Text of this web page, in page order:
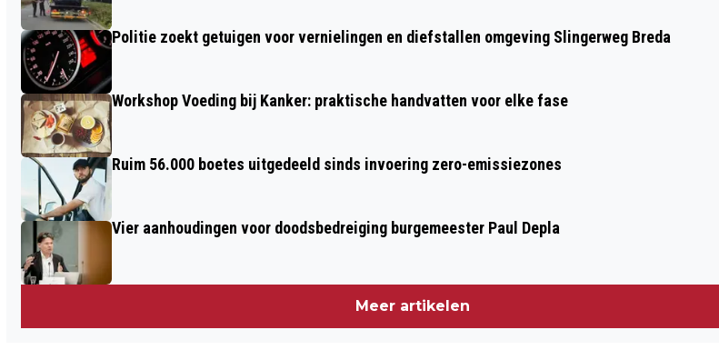
WATERKWALITEIT OP BLUE MONDAY
Politie zoekt getuigen voor vernielingen en diefstallen omgeving Slingerweg Breda
Workshop Voeding bij Kanker: praktische handvatten voor elke fase
Ruim 56.000 boetes uitgedeeld sinds invoering zero-emissiezones
Vier aanhoudingen voor doodsbedreiging burgemeester Paul Depla
Meer artikelen